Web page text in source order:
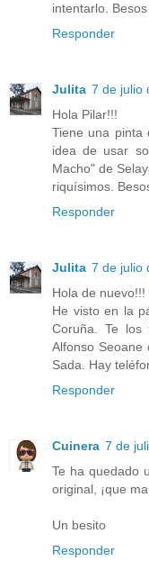
intentarlo. Besos
Responder
Julita 7 de julio
Hola Pilar!!!
Tiene una pinta
idea de usar
Macho" de
riquísimos.
Responder
Julita 7 de julio
Hola de nuevo!!!
He visto en la
Coruña. Te los
Alfonso Seoane
Sada. Hay
Responder
Cuinera 7 de
Te ha quedado
original, ¡que
Un besito
Responder